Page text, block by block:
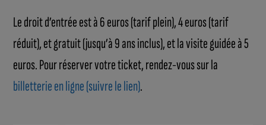
Le droit d’entrée est à 6 euros (tarif plein), 4 euros (tarif
réduit), et gratuit (jusqu’à 9 ans inclus), et la visite guidée à 5
euros. Pour réserver votre ticket, rendez-vous sur la
billetterie en ligne (suivre le lien).